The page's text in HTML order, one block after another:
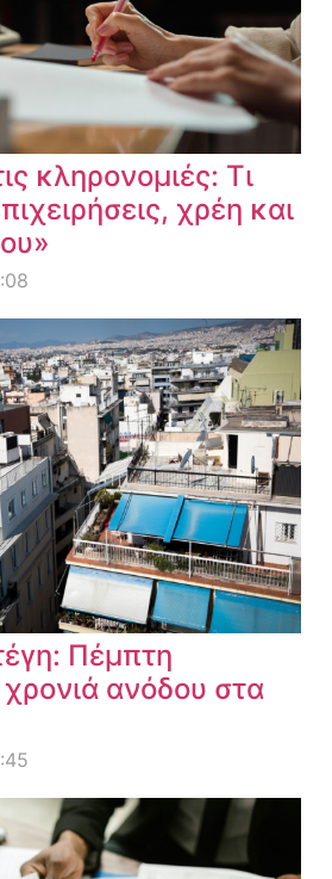
κληρονομιές: Τι
χρέη και
Πέμπτη
ανόδου στα